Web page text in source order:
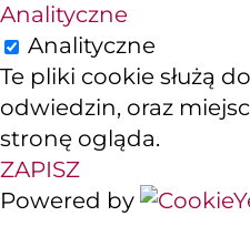
Analityczne
Analityczne
Te pliki cookie służą
odwiedzin, oraz
stronę ogląda.
ZAPISZ
Powered by